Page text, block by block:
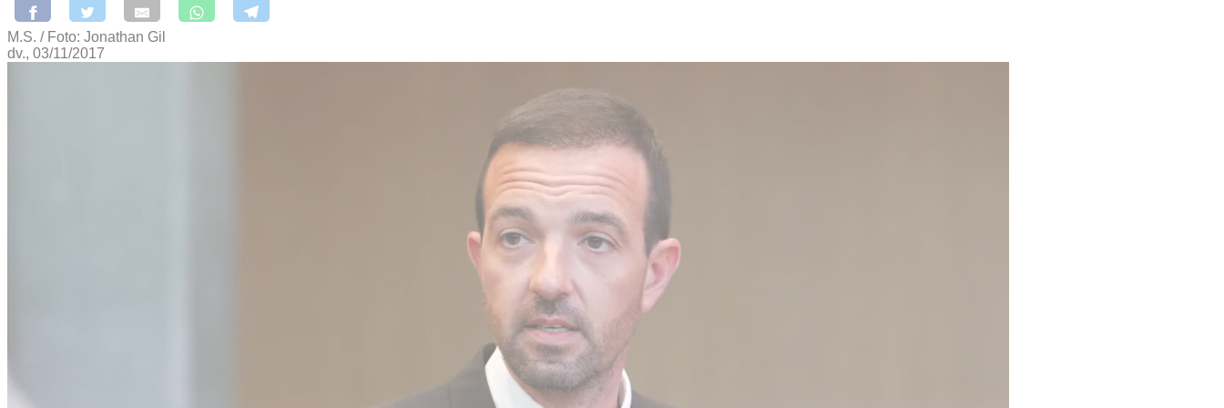
M.S. / Foto: Jonathan Gil
dv., 03/11/2017